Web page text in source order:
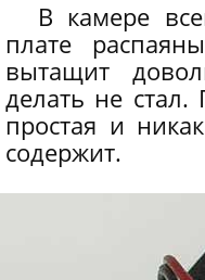
В камере
плате
вытащит
делать не стал.
простая и
содержит.